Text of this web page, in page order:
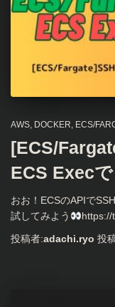
AWS DOCKER ECS/
[ECS/
ECS Exec
おお！ECSのAPIで
試してみよう
https://
投稿者:adachi.ryo 投